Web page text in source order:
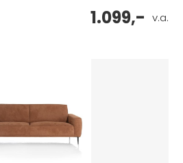
v.a.
1.099,-